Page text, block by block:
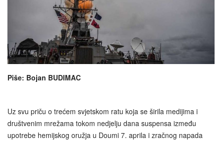
Piše: Bojan BUDIMAC
Uz svu priču o trećem svjetskom ratu koja se širila medijima i
društvenim mrežama tokom nedjelju dana suspensa između
upotrebe hemijskog oružja u Doumi 7. aprila i zračnog napada